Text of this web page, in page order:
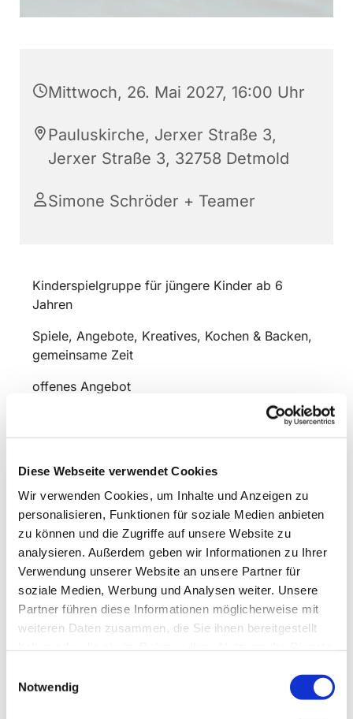
Diese Webseite verwendet Cookies
Wir verwenden Cookies, um Inhalte und Anzeigen zu
personalisieren, Funktionen für soziale Medien anbieten
zu können und die Zugriffe auf unsere Website zu
analysieren. Außerdem geben wir Informationen zu Ihrer
Verwendung unserer Website an unsere Partner für
soziale Medien, Werbung und Analysen weiter. Unsere
Partner führen diese Informationen möglicherweise mit
weiteren Daten zusammen, die Sie ihnen bereitgestellt
Notwendig
Mittwoch, 26. Mai 2027, 16:00 Uhr
Pauluskirche, Jerxer Straße 3,
Jerxer Straße 3, 32758 Detmold
Simone Schröder + Teamer
Kinderspielgruppe für jüngere Kinder ab 6
Jahren
Spiele, Angebote, Kreatives, Kochen & Backen,
gemeinsame Zeit
offenes Angebot